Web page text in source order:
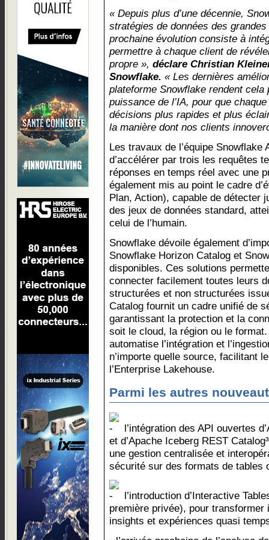
« Depuis plus d’une décennie,
stratégies de données des
prochaine évolution consiste à
permettre à chaque client de
propre », déclare Christian
Snowflake. « Les dernières
plateforme Snowflake rendent
puissance de l’IA, pour que
décisions plus rapides et plus
la manière dont nos clients
Les travaux de l’équipe Snowflake
d’accélérer par trois les requêtes
réponses en temps réel avec une
également mis au point le cadre
Plan, Action), capable de détecter
des jeux de données standard,
celui de l’humain.
Snowflake dévoile également
Snowflake Horizon Catalog et
disponibles. Ces solutions
connecter facilement toutes leurs
structurées et non structurées
Catalog fournit un cadre unifié de
garantissant la protection et la
soit le cloud, la région ou le
automatise l’intégration et
n’importe quelle source, facilitant
l’Enterprise Lakehouse.
Parmi les autres
l’intégration des API ouvertes
et d’Apache Iceberg REST
une gestion centralisée et
sécurité sur des formats de tables
l’introduction d’Interactive
première privée), pour transformer
insights et expériences quasi